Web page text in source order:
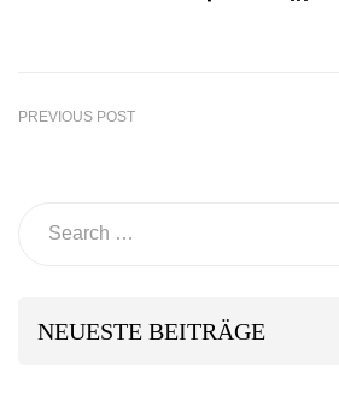
PREVIOUS POST
NEUESTE BEITRÄGE